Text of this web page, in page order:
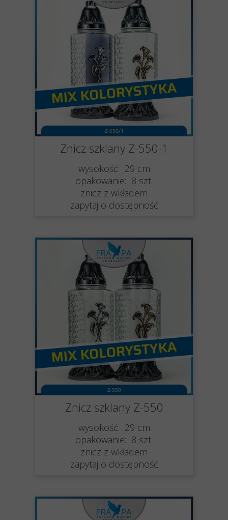
Znicz szklany Z-550-1
wysokość: 29 cm
opakowanie: 8 szt.
znicz z wkładem
zapytaj o dostępność
Znicz szklany Z-550
wysokość: 29 cm
opakowanie: 8 szt.
znicz z wkładem
zapytaj o dostępność